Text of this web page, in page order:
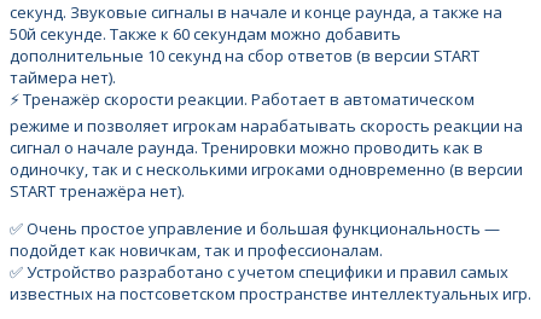
секунд. Звуковые сигналы в начале и конце раунда, а также на
50й секунде. Также к 60 секундам можно добавить
дополнительные 10 секунд на сбор ответов (в версии START
таймера нет).
⚡️ Тренажёр скорости реакции. Работает в автоматическом
режиме и позволяет игрокам нарабатывать скорость реакции на
сигнал о начале раунда. Тренировки можно проводить как в
одиночку, так и с несколькими игроками одновременно (в версии
START тренажёра нет).
✅ Очень простое управление и большая функциональность —
подойдет как новичкам, так и профессионалам.
✅ Устройство разработано с учетом специфики и правил самых
известных на постсоветском пространстве интеллектуальных игр.